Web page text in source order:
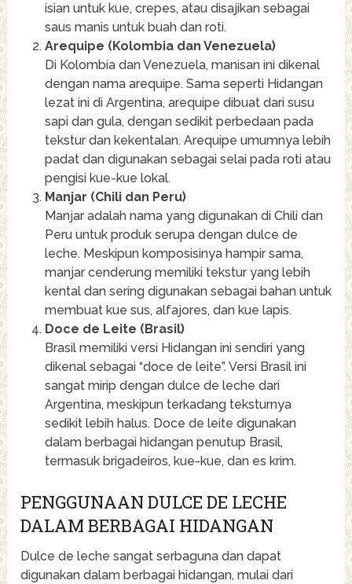
isian untuk kue, crepes, atau disajikan sebagai
saus manis untuk buah dan roti.
Arequipe (Kolombia dan Venezuela)
Di Kolombia dan Venezuela, manisan ini dikenal
dengan nama arequipe. Sama seperti Hidangan
lezat ini di Argentina, arequipe dibuat dari susu
sapi dan gula, dengan sedikit perbedaan pada
tekstur dan kekentalan. Arequipe umumnya lebih
padat dan digunakan sebagai selai pada roti atau
pengisi kue-kue lokal.
Manjar (Chili dan Peru)
Manjar adalah nama yang digunakan di Chili dan
Peru untuk produk serupa dengan dulce de
leche. Meskipun komposisinya hampir sama,
manjar cenderung memiliki tekstur yang lebih
kental dan sering digunakan sebagai bahan untuk
membuat kue sus, alfajores, dan kue lapis.
Doce de Leite (Brasil)
Brasil memiliki versi Hidangan ini sendiri yang
dikenal sebagai “doce de leite”. Versi Brasil ini
sangat mirip dengan dulce de leche dari
Argentina, meskipun terkadang teksturnya
sedikit lebih halus. Doce de leite digunakan
dalam berbagai hidangan penutup Brasil,
termasuk brigadeiros, kue-kue, dan es krim.
PENGGUNAAN DULCE DE LECHE
DALAM BERBAGAI HIDANGAN
Dulce de leche sangat serbaguna dan dapat
digunakan dalam berbagai hidangan, mulai dari